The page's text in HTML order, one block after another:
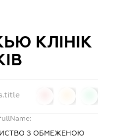
КЛІНІК
З ОБМЕЖЕНОЮ